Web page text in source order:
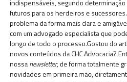
indispensáveis, segundo
futuros para os herdeiros e
problema da forma mais clara e
com um advogado especialista que
longo de todo o processo.Gostou do
novos conteúdos da CHC Advocacia?
nossanewsletter, de forma totalmente
novidades em primeira mão,